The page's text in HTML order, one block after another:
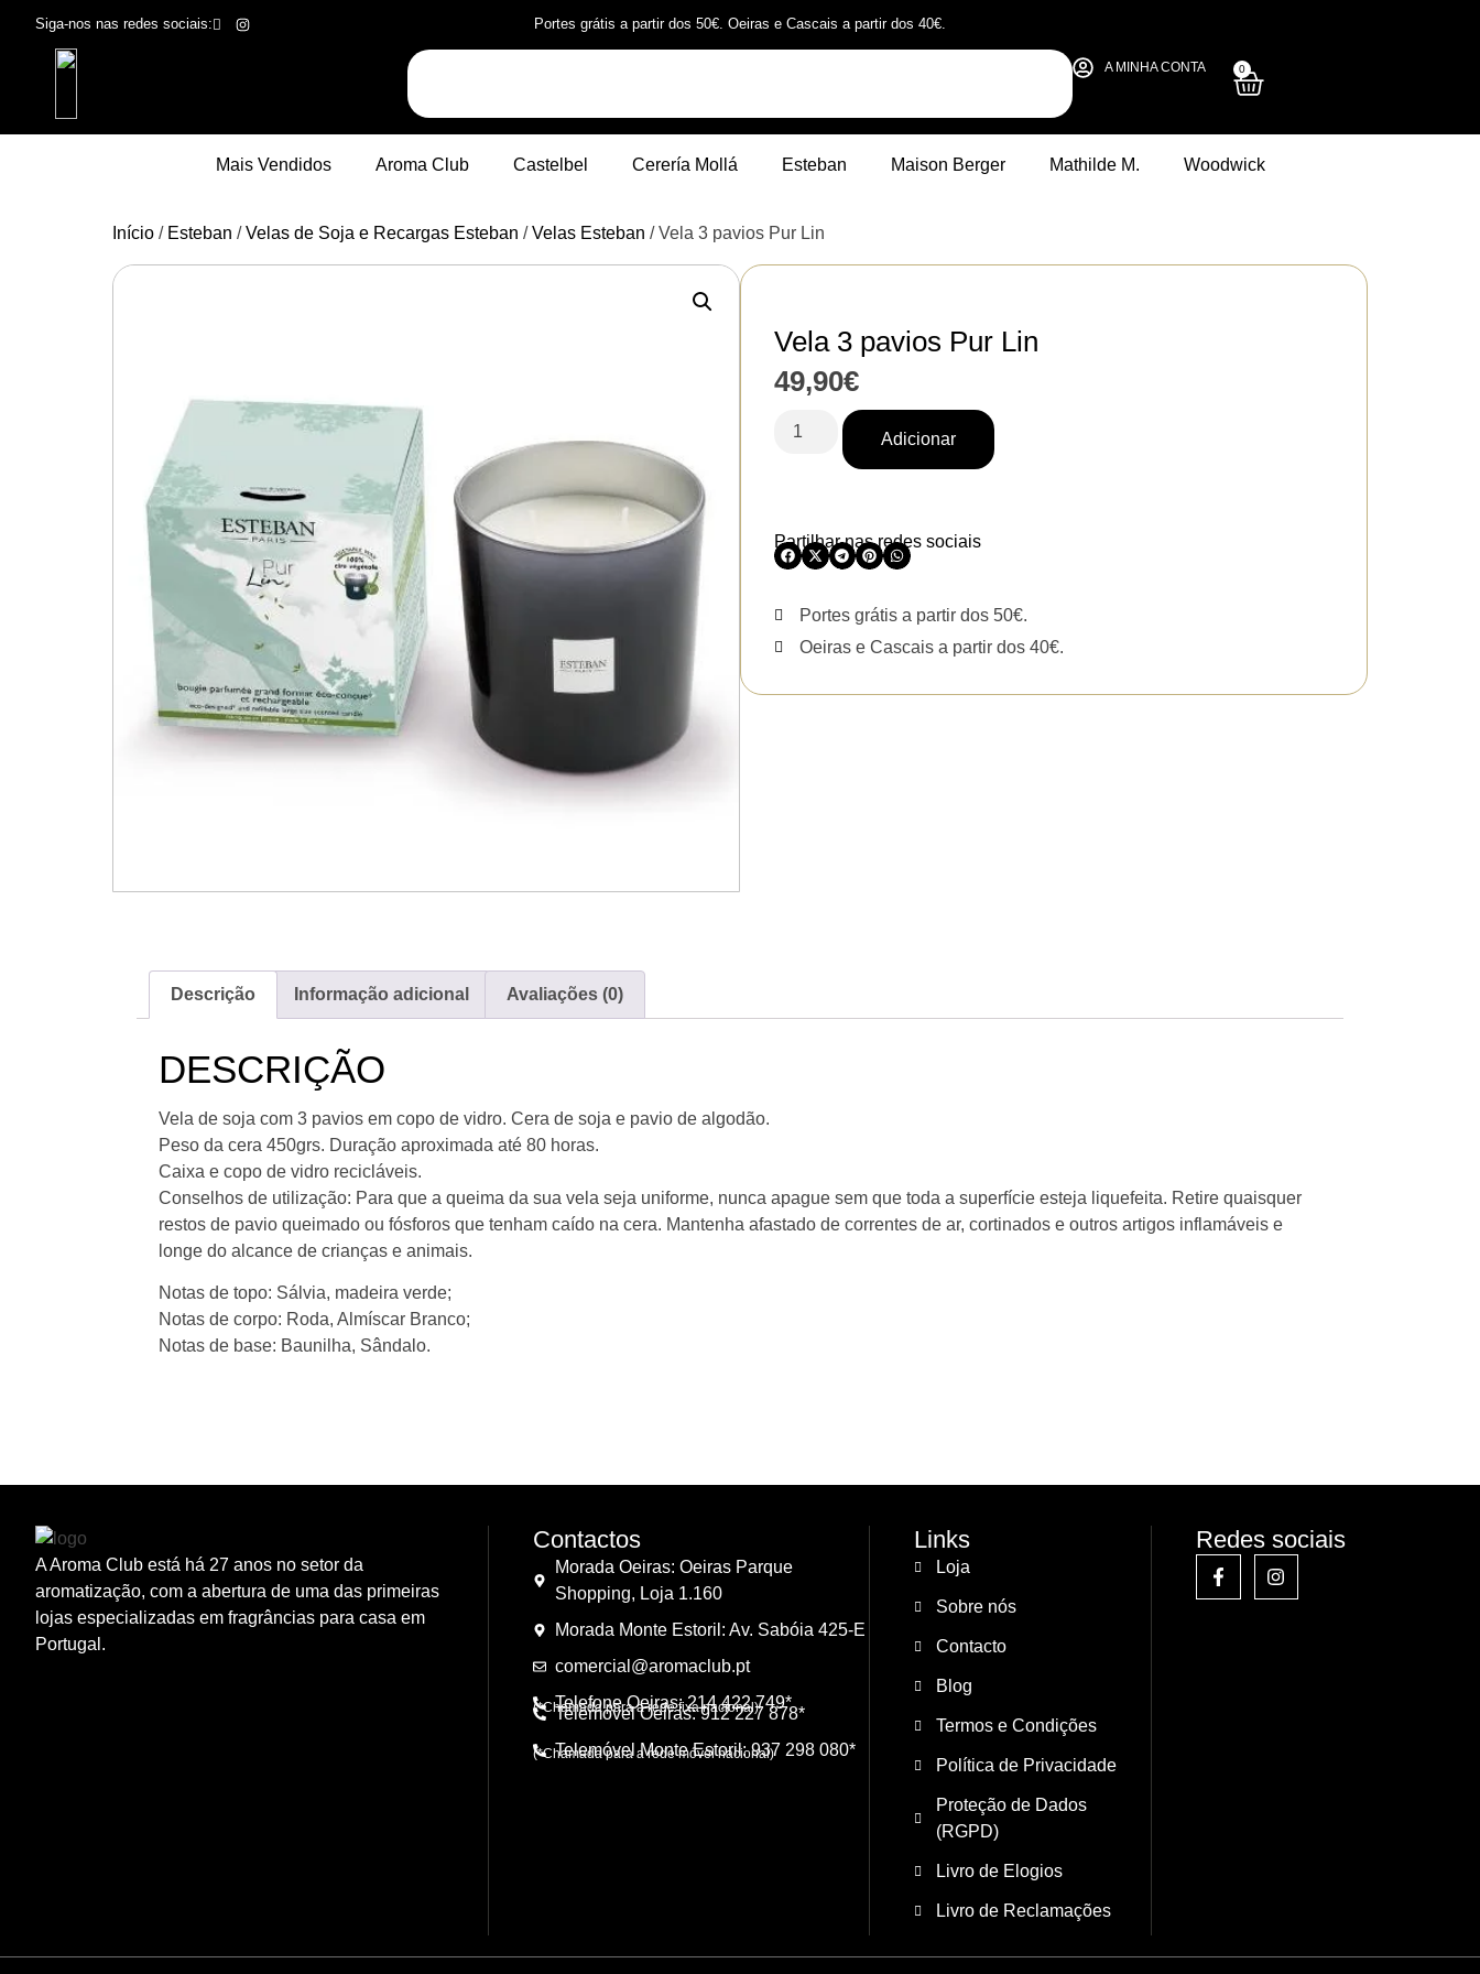
Siga-nos nas redes sociais: Portes grátis a partir dos 50€. Oeiras e Cascais a partir dos 40€.
A MINHA CONTA 0
Mais Vendidos Aroma Club Castelbel Cerería Mollá Esteban Maison Berger Mathilde M. Woodwick
Início / Esteban /Velas de Soja e Recargas Esteban /Velas Esteban / Vela 3 pavios Pur Lin
Vela 3 pavios Pur Lin
49,90€
Adicionar
Partilhar nas redes sociais
Portes grátis a partir dos 50€.
Oeiras e Cascais a partir dos 40€.
Descrição Informação adicional Avaliações (0)
DESCRIÇÃO
Vela de soja com 3 pavios em copo de vidro. Cera de soja e pavio de algodão.
Peso da cera 450grs. Duração aproximada até 80 horas.
Caixa e copo de vidro recicláveis.
Conselhos de utilização: Para que a queima da sua vela seja uniforme, nunca apague sem que toda a superfície esteja liquefeita. Retire quaisquer
restos de pavio queimado ou fósforos que tenham caído na cera. Mantenha afastado de correntes de ar, cortinados e outros artigos inflamáveis e
longe do alcance de crianças e animais.
Notas de topo: Sálvia, madeira verde;
Notas de corpo: Roda, Almíscar Branco;
Notas de base: Baunilha, Sândalo.
A Aroma Club está há 27 anos no setor da
aromatização, com a abertura de uma das primeiras
lojas especializadas em fragrâncias para casa em
Portugal.
Contactos
Morada Oeiras: Oeiras Parque
Shopping, Loja 1.160
Morada Monte Estoril: Av. Sabóia 425-E
comercial@aromaclub.pt
Telefone Oeiras: 214 422 749*
(*Chamada para a rede fixa nacional)
Telemóvel Oeiras: 912 227 878*
Telemóvel Monte Estoril: 937 298 080*
(*Chamada para a rede móvel nacional)
Links
Loja
Sobre nós
Contacto
Blog
Termos e Condições
Política de Privacidade
Proteção de Dados
(RGPD)
Livro de Elogios
Livro de Reclamações
Redes sociais